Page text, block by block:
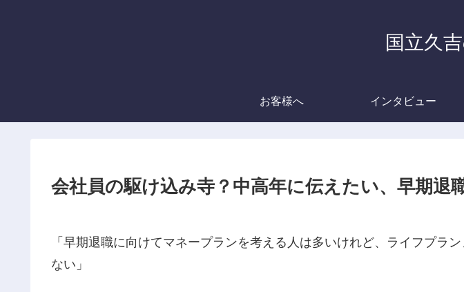
国立久
お客様へ インタビュー
会社員の駆け込み寺？中高年に伝えたい、早期退
「早期退職に向けてマネープランを考える人は多いけれど、ライフプラ
ない」